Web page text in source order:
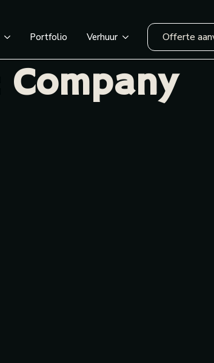
Portfolio Verhuur Offerte
Company